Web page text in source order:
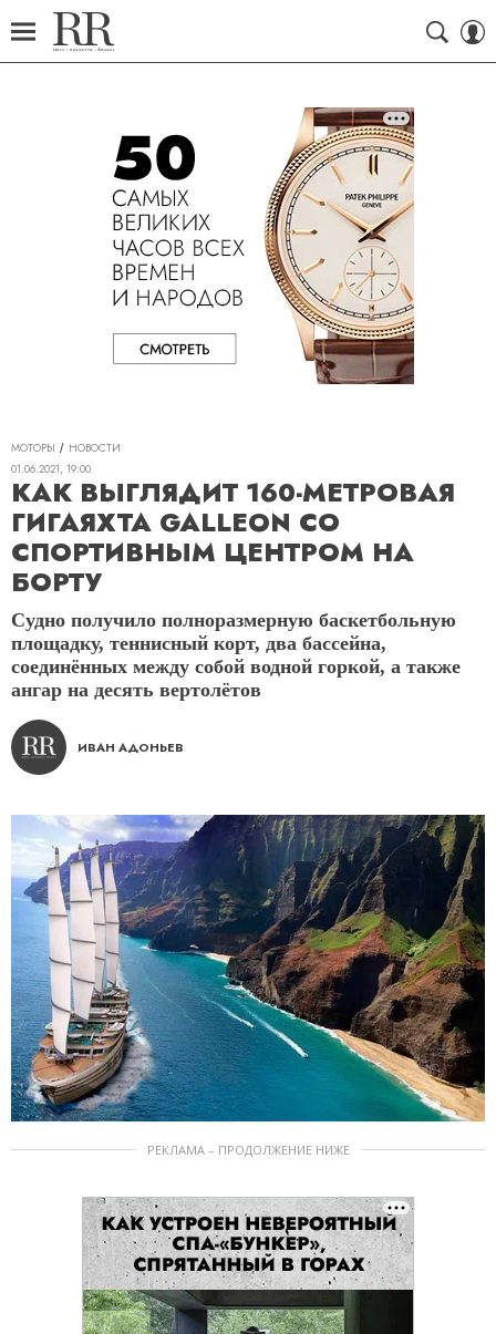
МОТОРЫ
НОВОСТИ
01.06.2021, 19:00
КАК ВЫГЛЯДИТ 160-МЕТРОВАЯ
ГИГАЯХТА GALLEON СО
СПОРТИВНЫМ ЦЕНТРОМ НА
БОРТУ
Судно получило полноразмерную баскетбольную
площадку, теннисный корт, два бассейна,
соединённых между собой водной горкой, а также
ангар на десять вертолётов
ИВАН АДОНЬЕВ
РЕКЛАМА – ПРОДОЛЖЕНИЕ НИЖЕ